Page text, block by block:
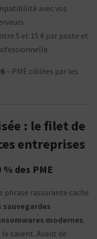
avec vos
5 et 15 € par poste et
– PME ciblées par les
: le filet de
entreprises
des PME
phrase rassurante cache
sauvegardes
modernes.
savent. Avant de